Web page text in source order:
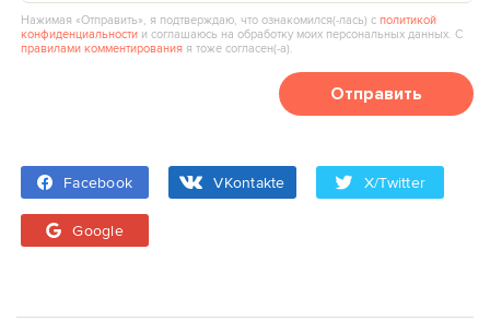
Нажимая «Отправить», я подтверждаю, что ознакомился(‑лась) сполитикой
конфиденциальности и соглашаюсь на обработку моих персональных данных. С
правилами комментирования я тоже согласен(‑а).
Отправить
Facebook VKontakte X/Twitter
Google